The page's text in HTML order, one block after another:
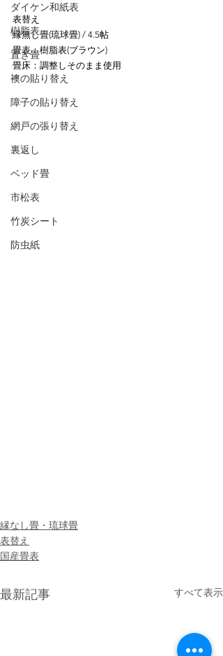
ダイケン和紙表
樹脂表
置き畳
襖の貼り替え
障子の貼り替え
網戸の張り替え
裏返し
ベッド畳
市松表
竹炭シート
防虫紙
表替え
縁無し畳(琉球畳) / 4.5帖
畳表：樹脂表(ブラウン)
畳床：調整しそのまま使用
縁なし畳・琉球畳
表替え
国産畳表
最新記事 すべて表示